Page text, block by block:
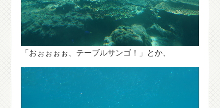
「おぉぉぉぉ、テーブルサンゴ！」とか、